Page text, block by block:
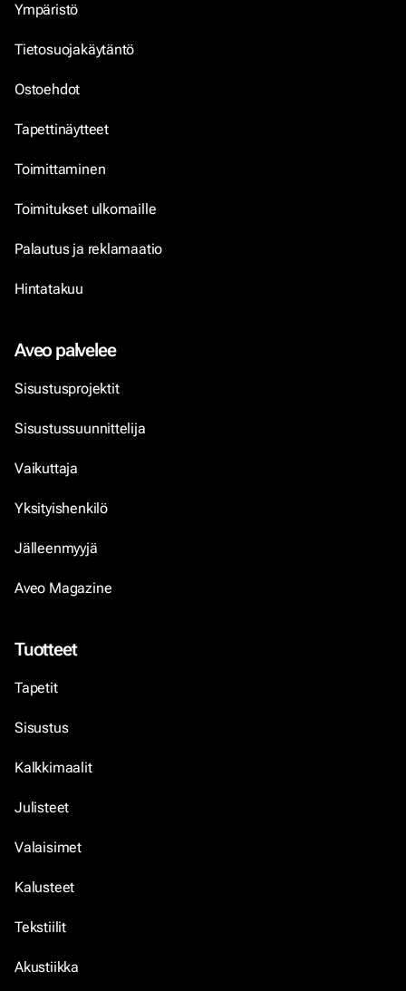
Ympäristö
Tietosuojakäytäntö
Ostoehdot
Tapettinäytteet
Toimittaminen
Toimitukset ulkomaille
Palautus ja reklamaatio
Hintatakuu
Aveo palvelee
Sisustusprojektit
Sisustussuunnittelija
Vaikuttaja
Yksityishenkilö
Jälleenmyyjä
Aveo Magazine
Tuotteet
Tapetit
Sisustus
Kalkkimaalit
Julisteet
Valaisimet
Kalusteet
Tekstiilit
Akustiikka